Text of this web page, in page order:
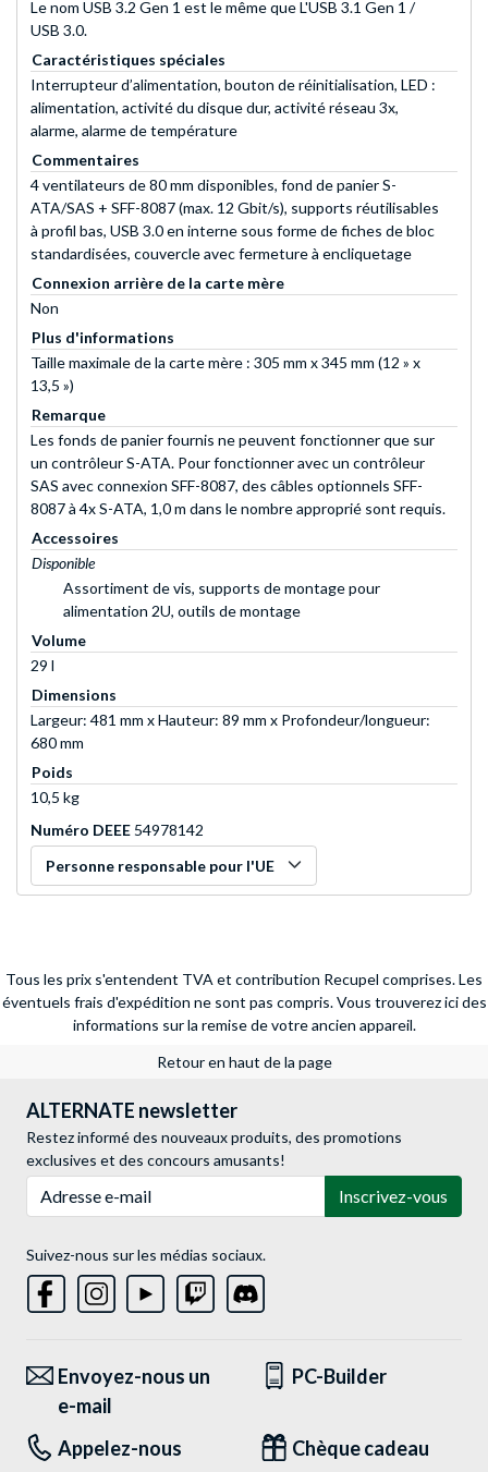
Le nom USB 3.2 Gen 1 est le même que L'USB 3.1 Gen 1 /
USB 3.0.
Caractéristiques spéciales
Interrupteur d’alimentation, bouton de réinitialisation, LED :
alimentation, activité du disque dur, activité réseau 3x,
alarme, alarme de température
Commentaires
4 ventilateurs de 80 mm disponibles, fond de panier S-
ATA/SAS + SFF-8087 (max. 12 Gbit/s), supports réutilisables
à profil bas, USB 3.0 en interne sous forme de fiches de bloc
standardisées, couvercle avec fermeture à encliquetage
Connexion arrière de la carte mère
Non
Plus d'informations
Taille maximale de la carte mère : 305 mm x 345 mm (12 » x
13,5 »)
Remarque
Les fonds de panier fournis ne peuvent fonctionner que sur
un contrôleur S-ATA. Pour fonctionner avec un contrôleur
SAS avec connexion SFF-8087, des câbles optionnels SFF-
8087 à 4x S-ATA, 1,0 m dans le nombre approprié sont requis.
Accessoires
Disponible
Assortiment de vis, supports de montage pour
alimentation 2U, outils de montage
Volume
29 l
Dimensions
Largeur: 481 mm x Hauteur: 89 mm x Profondeur/longueur:
680 mm
Poids
10,5 kg
Numéro DEEE 54978142
Personne responsable pour l'UE
Tous les prix s'entendent TVA et contribution Recupel comprises. Les
éventuels frais d'expédition ne sont pas compris. Vous trouverez ici des
informations sur la remise de votre ancien appareil.
Retour en haut de la page
ALTERNATE newsletter
Restez informé des nouveaux produits, des promotions
exclusives et des concours amusants!
Inscrivez-vous
Suivez-nous sur les médias sociaux.
Envoyez-nous un
e-mail
PC-Builder
Appelez-nous Chèque cadeau